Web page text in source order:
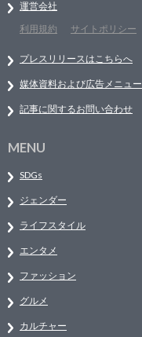
運営会社
利用規約
サイトポリシー
プレスリリースはこちらへ
媒体資料および広告メニュー
記事に関するお問い合わせ
MENU
SDGs
ジェンダー
ライフスタイル
エンタメ
ファッション
グルメ
カルチャー